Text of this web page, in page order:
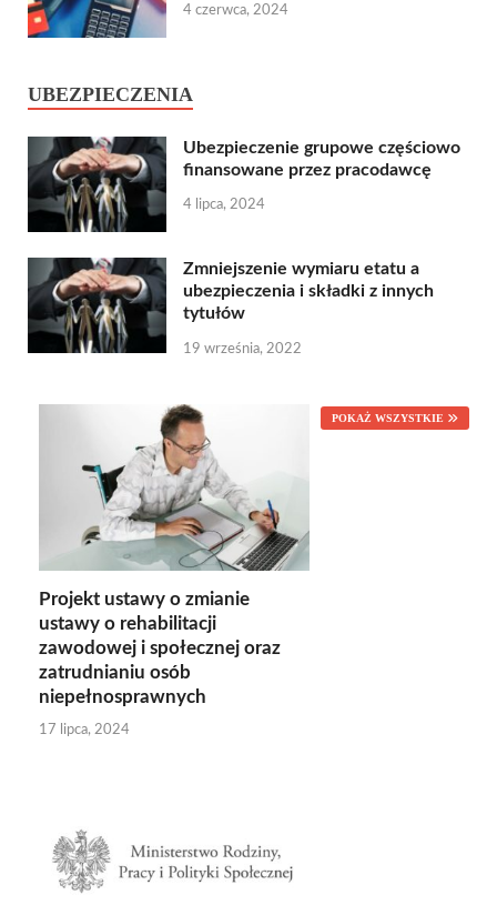
4 czerwca, 2024
UBEZPIECZENIA
Ubezpieczenie grupowe częściowo
finansowane przez pracodawcę
4 lipca, 2024
Zmniejszenie wymiaru etatu a
ubezpieczenia i składki z innych
tytułów
19 września, 2022
POKAŻ WSZYSTKIE
Projekt ustawy o zmianie
ustawy o rehabilitacji
zawodowej i społecznej oraz
zatrudnianiu osób
niepełnosprawnych
17 lipca, 2024